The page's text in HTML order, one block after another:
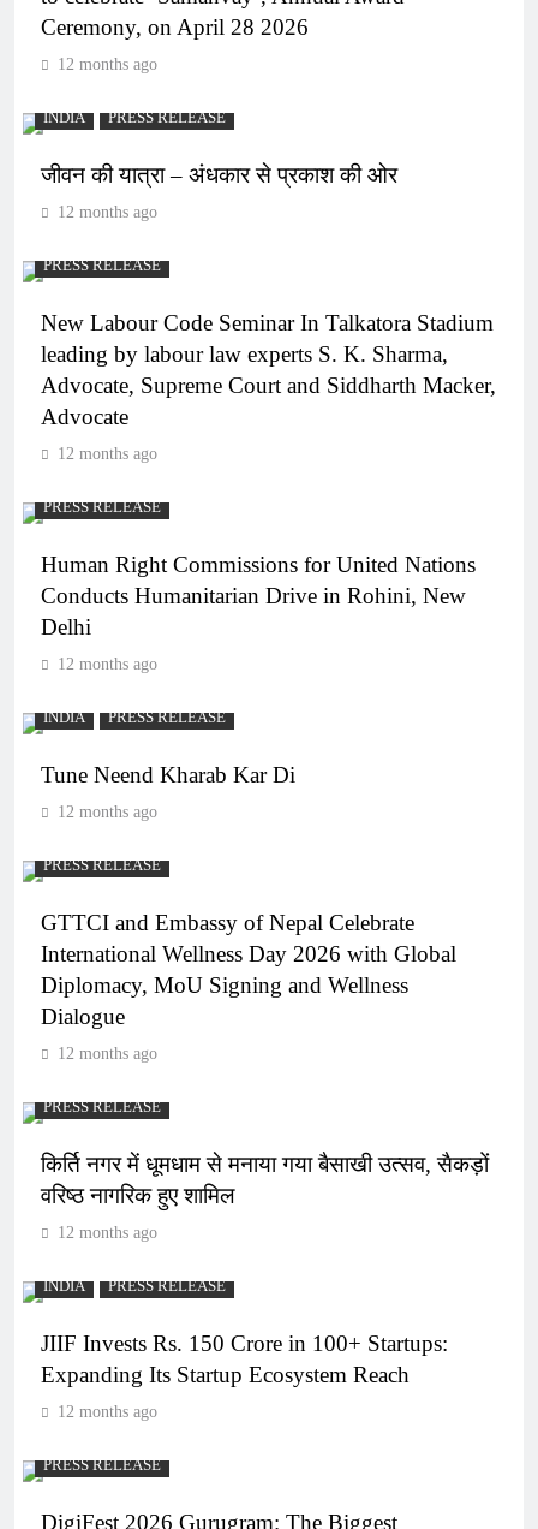
Ceremony, on April 28 2026
12 months ago
INDIA PRESS RELEASE
जीवन की यात्रा – अंधकार से प्रकाश की ओर
12 months ago
PRESS RELEASE
New Labour Code Seminar In Talkatora Stadium
leading by labour law experts S. K. Sharma,
Advocate, Supreme Court and Siddharth Macker,
Advocate
12 months ago
PRESS RELEASE
Human Right Commissions for United Nations
Conducts Humanitarian Drive in Rohini, New
Delhi
12 months ago
INDIA PRESS RELEASE
Tune Neend Kharab Kar Di
12 months ago
PRESS RELEASE
GTTCI and Embassy of Nepal Celebrate
International Wellness Day 2026 with Global
Diplomacy, MoU Signing and Wellness
Dialogue
12 months ago
PRESS RELEASE
किर्ति नगर में धूमधाम से मनाया गया बैसाखी उत्सव, सैकड़ों
वरिष्ठ नागरिक हुए शामिल
12 months ago
INDIA PRESS RELEASE
JIIF Invests Rs. 150 Crore in 100+ Startups:
Expanding Its Startup Ecosystem Reach
12 months ago
PRESS RELEASE
DigiFest 2026 Gurugram: The Biggest